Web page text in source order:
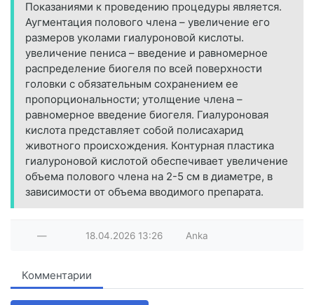
Показаниями к проведению процедуры является.
Аугментация полового члена – увеличение его
размеров уколами гиалуроновой кислоты.
увеличение пениса – введение и равномерное
распределение биогеля по всей поверхности
головки с обязательным сохранением ее
пропорциональности; утолщение члена –
равномерное введение биогеля. Гиалуроновая
кислота представляет собой полисахарид
животного происхождения. Контурная пластика
гиалуроновой кислотой обеспечивает увеличение
объема полового члена на 2-5 см в диаметре, в
зависимости от объема вводимого препарата.
— 18.04.2026 13:26 Anka
Комментарии